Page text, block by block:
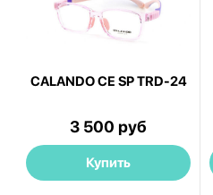
CALANDO CE SP TRD-24
3 500 руб
Купить